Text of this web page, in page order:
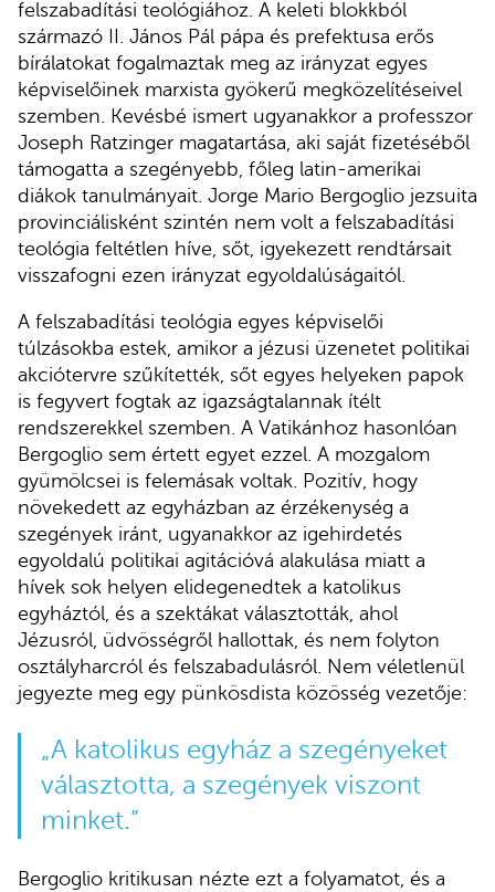
felszabadítási teológiához. A keleti blokkból
származó II. János Pál pápa és prefektusa erős
bírálatokat fogalmaztak meg az irányzat egyes
képviselőinek marxista gyökerű megközelítéseivel
szemben. Kevésbé ismert ugyanakkor a professzor
Joseph Ratzinger magatartása, aki saját fizetéséből
támogatta a szegényebb, főleg latin-amerikai
diákok tanulmányait. Jorge Mario Bergoglio jezsuita
provinciálisként szintén nem volt a felszabadítási
teológia feltétlen híve, sőt, igyekezett rendtársait
visszafogni ezen irányzat egyoldalúságaitól.
A felszabadítási teológia egyes képviselői
túlzásokba estek, amikor a jézusi üzenetet politikai
akciótervre szűkítették, sőt egyes helyeken papok
is fegyvert fogtak az igazságtalannak ítélt
rendszerekkel szemben. A Vatikánhoz hasonlóan
Bergoglio sem értett egyet ezzel. A mozgalom
gyümölcsei is felemásak voltak. Pozitív, hogy
növekedett az egyházban az érzékenység a
szegények iránt, ugyanakkor az igehirdetés
egyoldalú politikai agitációvá alakulása miatt a
hívek sok helyen elidegenedtek a katolikus
egyháztól, és a szektákat választották, ahol
Jézusról, üdvösségről hallottak, és nem folyton
osztályharcról és felszabadulásról. Nem véletlenül
jegyezte meg egy pünkösdista közösség vezetője:
„A katolikus egyház a szegényeket
választotta, a szegények viszont
minket.”
Bergoglio kritikusan nézte ezt a folyamatot, és a